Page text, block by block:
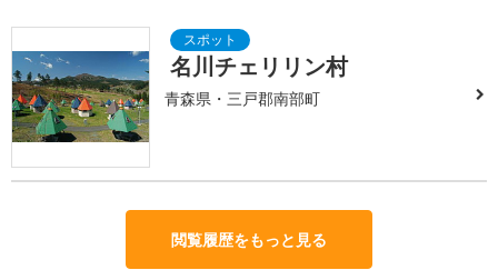
名川チェリリン村
青森県・三戸郡南部町
閲覧履歴をもっと見る